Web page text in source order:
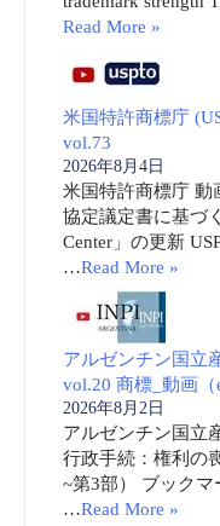
Read More »
米国特許商標庁
vol.73
2026年8月4日
米国特許商標庁 動
協定議定書に基づ
Center」の更新
…Read More »
アルゼンチン国立
vol.20 商標_動画（
2026年8月2日
アルゼンチン国立
行政手続：権利の
~第3部） ブック
…Read More »